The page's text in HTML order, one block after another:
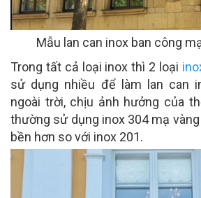
Mẫu lan can inox ban công
Trong tất cả loại inox thì 2 loại
sử dụng nhiều để làm lan can
ngoài trời, chịu ảnh hưởng của
thường sử dụng inox 304 mạ vàng
bền hơn so với inox 201.